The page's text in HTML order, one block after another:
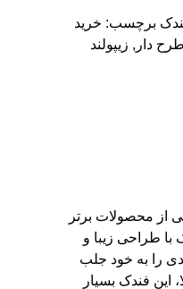
برچسب: خرید
دار , زیپولند
از محصولات برتر
با طراحی زیبا و
را به خود جلب
این فندک بسیار